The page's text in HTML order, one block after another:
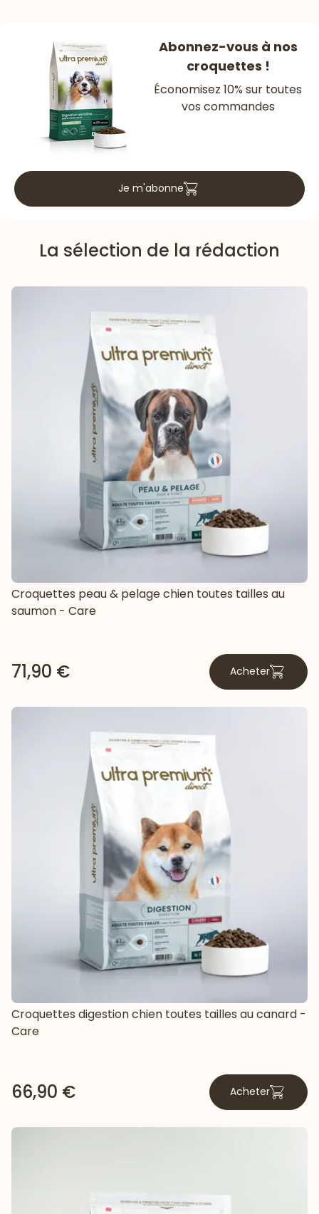
Abonnez-vous à nos
croquettes !
Économisez 10% sur toutes
vos commandes
Je m'abonne
La sélection de la rédaction
Croquettes peau & pelage chien toutes tailles au
saumon - Care
71,90 € Acheter
Croquettes digestion chien toutes tailles au canard -
Care
66,90 € Acheter